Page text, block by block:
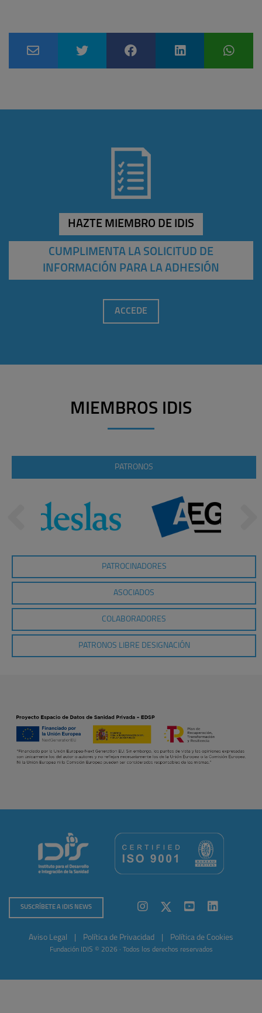
HAZTE MIEMBRO DE IDIS
CUMPLIMENTA LA SOLICITUD DE
INFORMACIÓN PARA LA ADHESIÓN
ACCEDE
MIEMBROS IDIS
PATRONOS
PATROCINADORES
ASOCIADOS
COLABORADORES
PATRONOS LIBRE DESIGNACIÓN
SUSCRÍBETE A IDIS NEWS
Aviso Legal Política de Privacidad Política de Cookies
Fundación IDIS © 2026 · Todos los derechos reservados